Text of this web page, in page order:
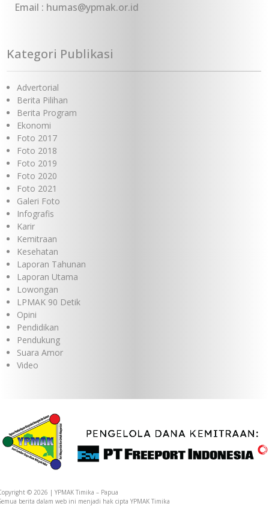
Email : humas@ypmak.or.id
Kategori Publikasi
Advertorial
Berita Pilihan
Berita Program
Ekonomi
Foto 2017
Foto 2018
Foto 2019
Foto 2020
Foto 2021
Galeri Foto
Infografis
Karir
Kemitraan
Kesehatan
Laporan Tahunan
Laporan Utama
Lowongan
LPMAK 90 Detik
Opini
Pendidikan
Pendukung
Suara Amor
Video
© 2026 | YPMAK Timika – Papua
berita dalam web ini menjadi hak cipta YPMAK Timika